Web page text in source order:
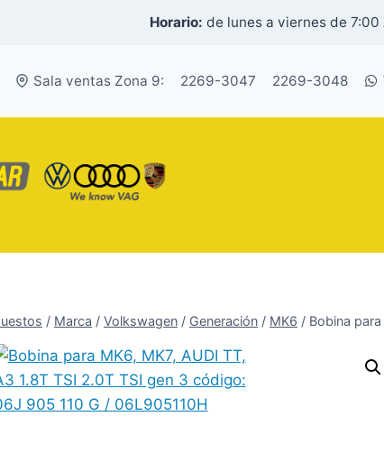
Horario: de lunes a viernes de
Sala ventas Zona 9: 2269-3047 2269-3048
/ Marca / Volkswagen / Generación / MK6 / Bobina